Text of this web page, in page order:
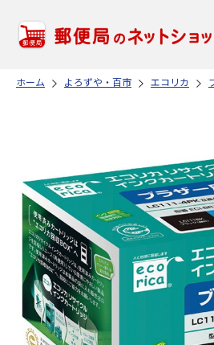
ホーム よろずや・百市 エコリカ